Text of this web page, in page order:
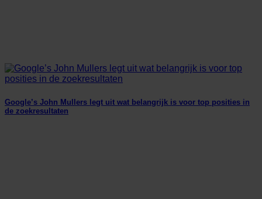
Google’s John Mullers legt uit wat belangrijk is voor top posities in
de zoekresultaten